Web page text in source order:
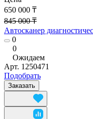
650 000 ₸
845 000 ₸
Автосканер
0
0
Ожидаем
Арт. 1250471
Подобрать
Заказать